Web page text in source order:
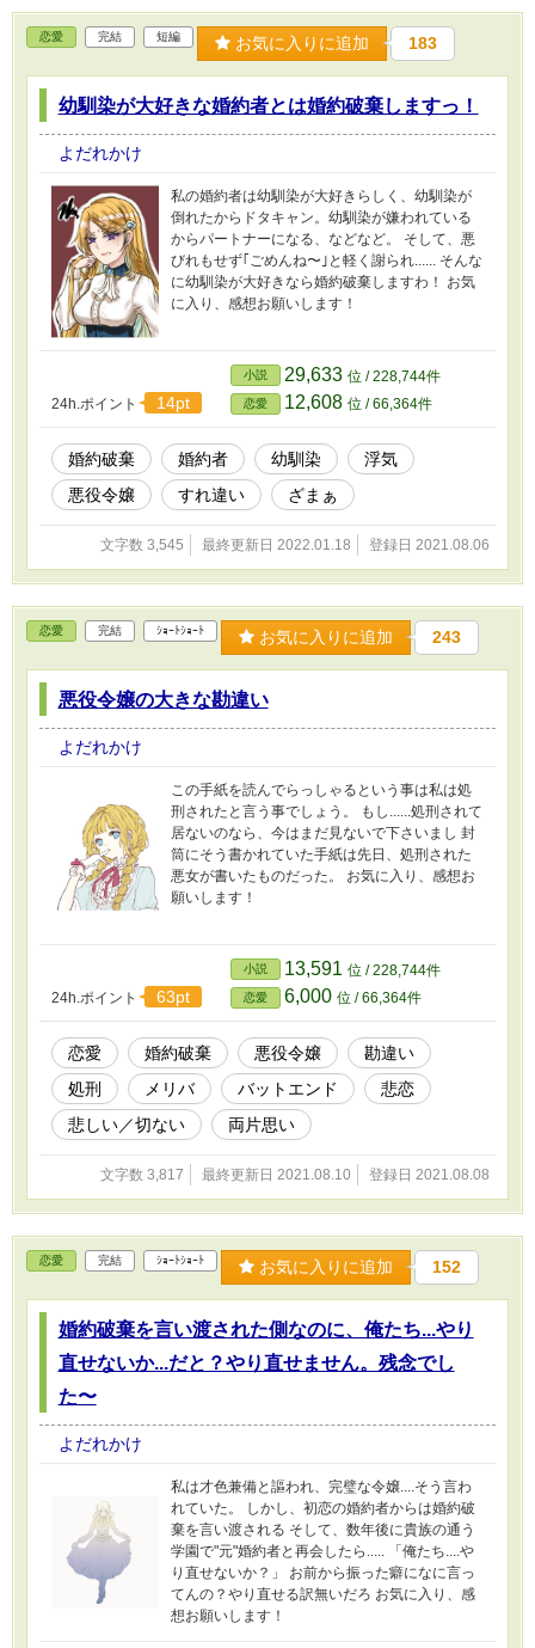
恋愛 完結 短編 お気に入りに追加 183
幼馴染が大好きな婚約者とは婚約破棄しますっ！
よだれかけ
私の婚約者は幼馴染が大好きらしく、幼馴染が
倒れたからドタキャン。幼馴染が嫌われている
からパートナーになる、などなど。 そして、悪
びれもせず｢ごめんね〜｣と軽く謝られ...... そんな
に幼馴染が大好きなら婚約破棄しますわ！ お気
に入り、感想お願いします！
24h.ポイント 14pt
小説 29,633 位 / 228,744件
恋愛 12,608 位 / 66,364件
婚約破棄 婚約者 幼馴染
浮気
悪役令嬢
すれ違い ざまぁ
文字数 3,545 最終更新日 2022.01.18 登録日 2021.08.06
恋愛 完結 ｼｮｰﾄｼｮｰﾄ お気に入りに追加 243
悪役令嬢の大きな勘違い
よだれかけ
この手紙を読んでらっしゃるという事は私は処
刑されたと言う事でしょう。 もし......処刑されて
居ないのなら、今はまだ見ないで下さいまし 封
筒にそう書かれていた手紙は先日、処刑された
悪女が書いたものだった。 お気に入り、感想お
願いします！
24h.ポイント 63pt
小説 13,591 位 / 228,744件
恋愛 6,000 位 / 66,364件
恋愛 婚約破棄 悪役令嬢
勘違い
処刑
メリバ バットエンド
悲恋
悲しい／切ない
両片思い
文字数 3,817 最終更新日 2021.08.10 登録日 2021.08.08
恋愛 完結 ｼｮｰﾄｼｮｰﾄ お気に入りに追加 152
婚約破棄を言い渡された側なのに、俺たち...やり
直せないか...だと？やり直せません。残念でし
た〜
よだれかけ
私は才色兼備と謳われ、完璧な令嬢....そう言わ
れていた。 しかし、初恋の婚約者からは婚約破
棄を言い渡される そして、数年後に貴族の通う
学園で"元"婚約者と再会したら..... 「俺たち....や
り直せないか？」 お前から振った癖になに言っ
てんの？やり直せる訳無いだろ お気に入り、感
想お願いします！